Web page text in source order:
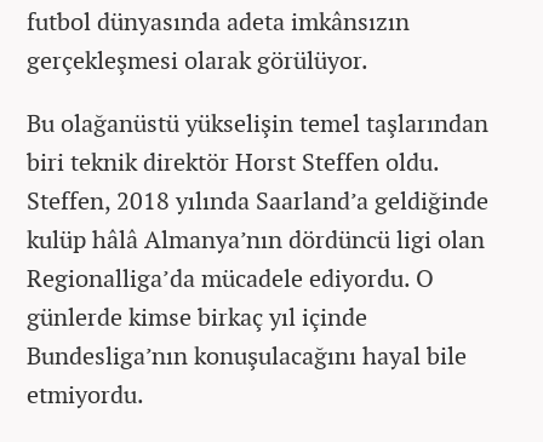
futbol dünyasında adeta imkânsızın
gerçekleşmesi olarak görülüyor.
Bu olağanüstü yükselişin temel taşlarından
biri teknik direktör Horst Steffen oldu.
Steffen, 2018 yılında Saarland’a geldiğinde
kulüp hâlâ Almanya’nın dördüncü ligi olan
Regionalliga’da mücadele ediyordu. O
günlerde kimse birkaç yıl içinde
Bundesliga’nın konuşulacağını hayal bile
etmiyordu.